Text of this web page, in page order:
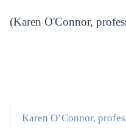
(Karen O'Connor,
Karen O’Connor,